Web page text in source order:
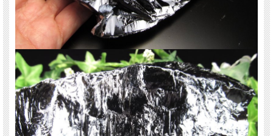
最後にあなたに幸福が訪れますように。
関連キーワード
天然石 パワーストーン 海外直輸入 バイヤー厳選 プレゼント ギフト メンズ レデ
ィース 卸し 卸価格 実店舗 ハンドメイド サイズ直し コムローズ comrose